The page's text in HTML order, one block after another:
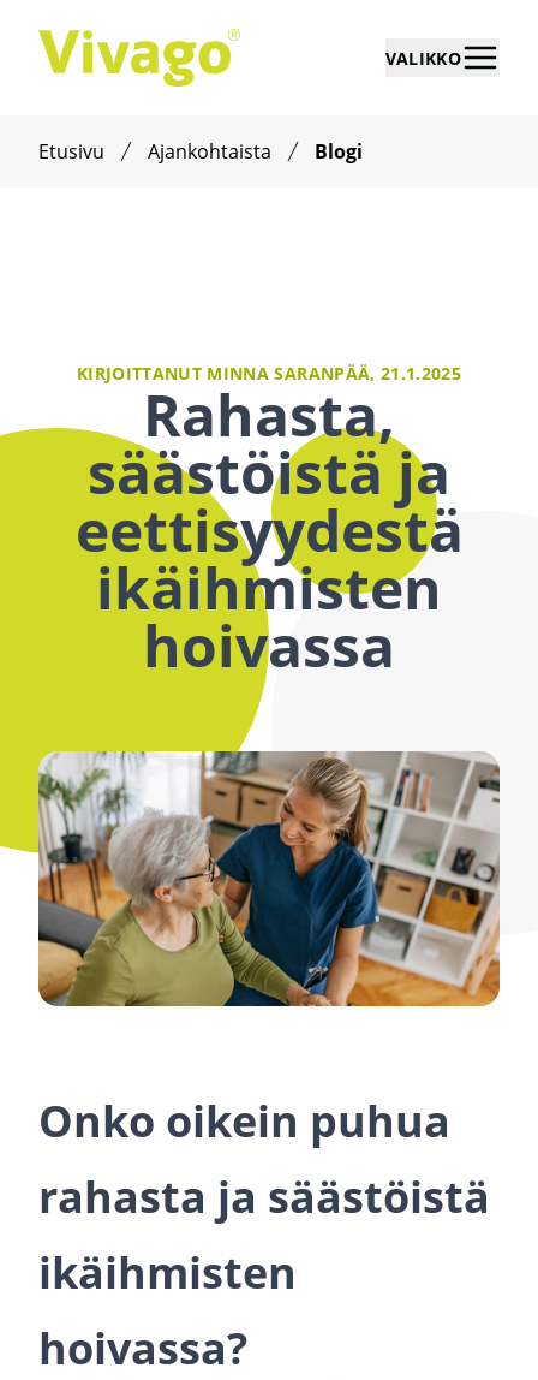
VALIKKO
Etusivu Ajankohtaista Blogi
KIRJOITTANUT MINNA SARANPÄÄ, 21.1.2025
Rahasta,
säästöistä ja
eettisyydestä
ikäihmisten
hoivassa
Onko oikein puhua
rahasta ja säästöistä
ikäihmisten
hoivassa?